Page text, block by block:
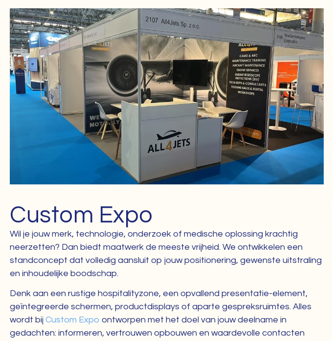
Custom Expo
Wil je jouw merk, technologie, onderzoek of medische oplossing krachtig
neerzetten? Dan biedt maatwerk de meeste vrijheid. We ontwikkelen een
standconcept dat volledig aansluit op jouw positionering, gewenste uitstraling
en inhoudelijke boodschap.
Denk aan een rustige hospitalityzone, een opvallend presentatie-element,
geïntegreerde schermen, productdisplays of aparte gespreksruimtes. Alles
wordt bij Custom Expo ontworpen met het doel van jouw deelname in
gedachten: informeren, vertrouwen opbouwen en waardevolle contacten